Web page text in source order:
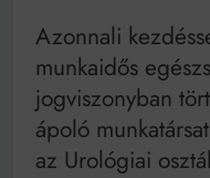
as években
Bitumenes lapostetők: a
működik, ha jól van
Azonnali
munkaidős
jogviszonyban
ápoló
az Urológiai